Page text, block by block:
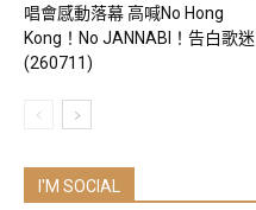
唱會感動落幕 高喊No Hong
Kong！No JANNABI！告白歌迷
(260711)
I'M SOCIAL